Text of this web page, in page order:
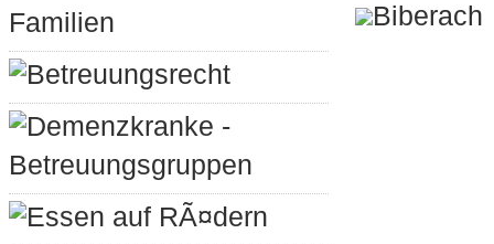
Familien
Betreuungsrecht
Demenzkranke -
Betreuungsgruppen
Essen auf RÃ¤dern
Biberach